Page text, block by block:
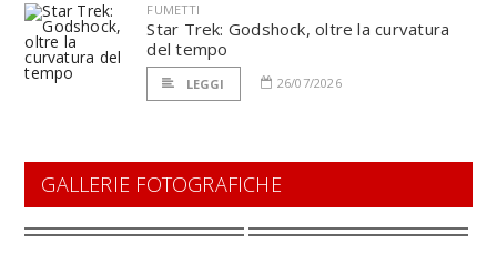
FUMETTI
Star Trek: Godshock, oltre la curvatura
del tempo
LEGGI 26/07/2026
GALLERIE FOTOGRAFICHE